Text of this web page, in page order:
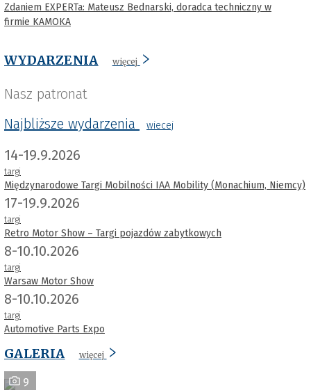
Zdaniem EXPERTa: Mateusz Bednarski, doradca techniczny w
firmie KAMOKA
WYDARZENIA więcej
Nasz patronat
Najbliższe wydarzenia
wiecej
14-19.9.2026
targi
Międzynarodowe Targi Mobilności IAA Mobility (Monachium, Niemcy)
17-19.9.2026
targi
Retro Motor Show – Targi pojazdów zabytkowych
8-10.10.2026
targi
Warsaw Motor Show
8-10.10.2026
targi
Automotive Parts Expo
GALERIA więcej
9